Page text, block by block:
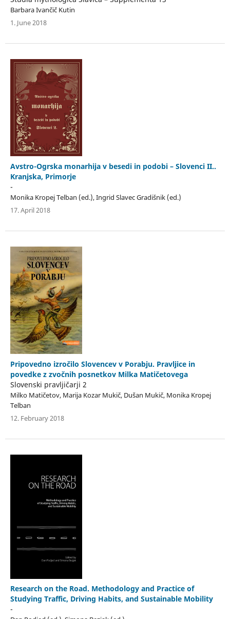
Barbara Ivančič Kutin
1. June 2018
Avstro-Ogrska monarhija v besedi in podobi – Slovenci II..
Kranjska, Primorje
-
Monika Kropej Telban (ed.), Ingrid Slavec Gradišnik (ed.)
17. April 2018
Pripovedno izročilo Slovencev v Porabju. Pravljice in
povedke z zvočnih posnetkov Milka Matičetovega
Slovenski pravljičarji 2
Milko Matičetov, Marija Kozar Mukič, Dušan Mukič, Monika Kropej
Telban
12. February 2018
Research on the Road. Methodology and Practice of
Studying Traffic, Driving Habits, and Sustainable Mobility
-